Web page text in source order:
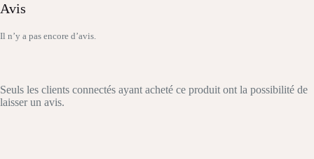
Avis
Il n’y a pas encore d’avis.
Seuls les clients connectés ayant acheté ce produit ont la possibilité de
laisser un avis.